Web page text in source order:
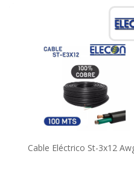
Cable Eléctrico St-3x12